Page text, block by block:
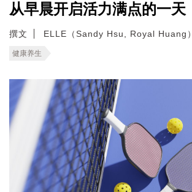
从早晨开启活力满点的一天
撰文 ELLE（Sandy Hsu, Royal Huang）
健康养生